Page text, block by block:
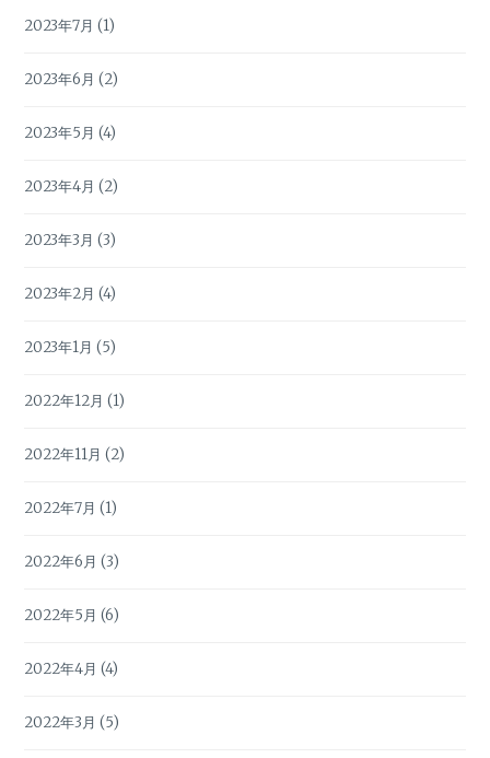
2023年7月 (1)
2023年6月 (2)
2023年5月 (4)
2023年4月 (2)
2023年3月 (3)
2023年2月 (4)
2023年1月 (5)
2022年12月 (1)
2022年11月 (2)
2022年7月 (1)
2022年6月 (3)
2022年5月 (6)
2022年4月 (4)
2022年3月 (5)